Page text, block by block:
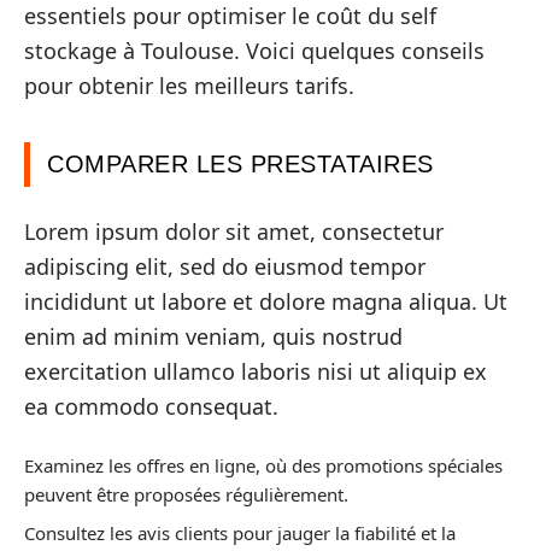
essentiels pour optimiser le coût du self
stockage à Toulouse. Voici quelques conseils
pour obtenir les meilleurs tarifs.
COMPARER LES PRESTATAIRES
Lorem ipsum dolor sit amet, consectetur
adipiscing elit, sed do eiusmod tempor
incididunt ut labore et dolore magna aliqua. Ut
enim ad minim veniam, quis nostrud
exercitation ullamco laboris nisi ut aliquip ex
ea commodo consequat.
Examinez les offres en ligne, où des promotions spéciales
peuvent être proposées régulièrement.
Consultez les avis clients pour jauger la fiabilité et la